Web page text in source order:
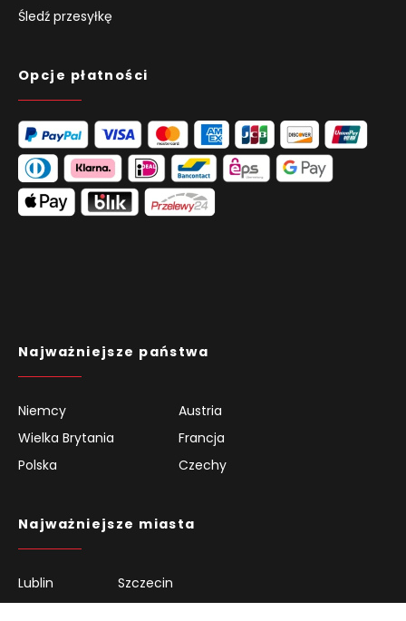
Śledź przesyłkę
Opcje płatności
Najważniejsze państwa
Niemcy
Austria
Wielka Brytania
Francja
Polska
Czechy
Najważniejsze miasta
Lublin
Szczecin